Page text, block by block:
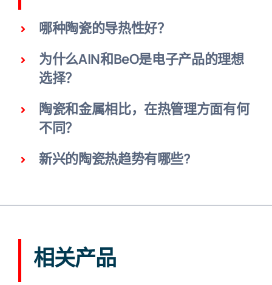
哪种陶瓷的导热性好？
为什么AIN和BeO是电子产品的理想
选择？
陶瓷和金属相比，在热管理方面有何
不同？
新兴的陶瓷热趋势有哪些?
相关产品